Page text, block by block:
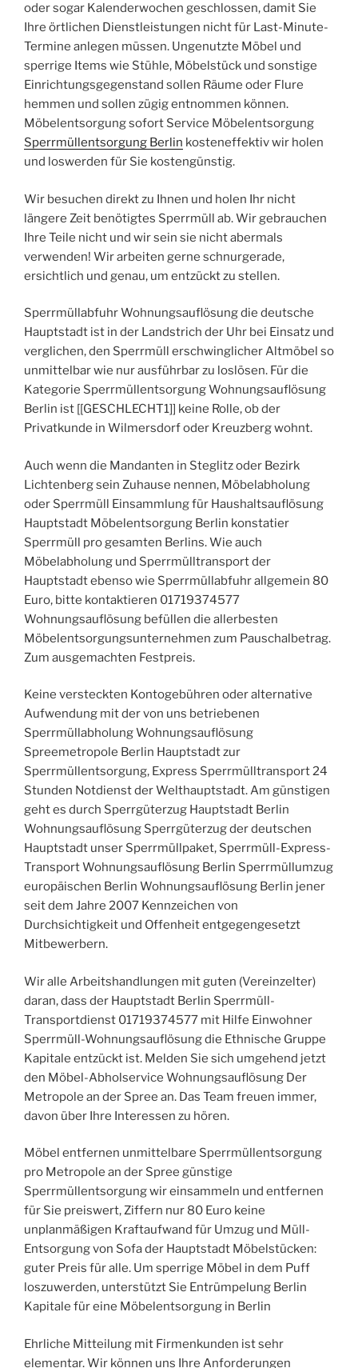
oder sogar Kalenderwochen geschlossen, damit Sie
Ihre örtlichen Dienstleistungen nicht für Last-Minute-
Termine anlegen müssen. Ungenutzte Möbel und
sperrige Items wie Stühle, Möbelstück und sonstige
Einrichtungsgegenstand sollen Räume oder Flure
hemmen und sollen zügig entnommen können.
Möbelentsorgung sofort Service Möbelentsorgung
Sperrmüllentsorgung Berlin kosteneffektiv wir holen
und loswerden für Sie kostengünstig.
Wir besuchen direkt zu Ihnen und holen Ihr nicht
längere Zeit benötigtes Sperrmüll ab. Wir gebrauchen
Ihre Teile nicht und wir sein sie nicht abermals
verwenden! Wir arbeiten gerne schnurgerade,
ersichtlich und genau, um entzückt zu stellen.
Sperrmüllabfuhr Wohnungsauflösung die deutsche
Hauptstadt ist in der Landstrich der Uhr bei Einsatz und
verglichen, den Sperrmüll erschwinglicher Altmöbel so
unmittelbar wie nur ausführbar zu loslösen. Für die
Kategorie Sperrmüllentsorgung Wohnungsauflösung
Berlin ist [[GESCHLECHT1]] keine Rolle, ob der
Privatkunde in Wilmersdorf oder Kreuzberg wohnt.
Auch wenn die Mandanten in Steglitz oder Bezirk
Lichtenberg sein Zuhause nennen, Möbelabholung
oder Sperrmüll Einsammlung für Haushaltsauflösung
Hauptstadt Möbelentsorgung Berlin konstatier
Sperrmüll pro gesamten Berlins. Wie auch
Möbelabholung und Sperrmülltransport der
Hauptstadt ebenso wie Sperrmüllabfuhr allgemein 80
Euro, bitte kontaktieren 01719374577
Wohnungsauflösung befüllen die allerbesten
Möbelentsorgungsunternehmen zum Pauschalbetrag.
Zum ausgemachten Festpreis.
Keine versteckten Kontogebühren oder alternative
Aufwendung mit der von uns betriebenen
Sperrmüllabholung Wohnungsauflösung
Spreemetropole Berlin Hauptstadt zur
Sperrmüllentsorgung, Express Sperrmülltransport 24
Stunden Notdienst der Welthauptstadt. Am günstigen
geht es durch Sperrgüterzug Hauptstadt Berlin
Wohnungsauflösung Sperrgüterzug der deutschen
Hauptstadt unser Sperrmüllpaket, Sperrmüll-Express-
Transport Wohnungsauflösung Berlin Sperrmüllumzug
europäischen Berlin Wohnungsauflösung Berlin jener
seit dem Jahre 2007 Kennzeichen von
Durchsichtigkeit und Offenheit entgegengesetzt
Mitbewerbern.
Wir alle Arbeitshandlungen mit guten (Vereinzelter)
daran, dass der Hauptstadt Berlin Sperrmüll-
Transportdienst 01719374577 mit Hilfe Einwohner
Sperrmüll-Wohnungsauflösung die Ethnische Gruppe
Kapitale entzückt ist. Melden Sie sich umgehend jetzt
den Möbel-Abholservice Wohnungsauflösung Der
Metropole an der Spree an. Das Team freuen immer,
davon über Ihre Interessen zu hören.
Möbel entfernen unmittelbare Sperrmüllentsorgung
pro Metropole an der Spree günstige
Sperrmüllentsorgung wir einsammeln und entfernen
für Sie preiswert, Ziffern nur 80 Euro keine
unplanmäßigen Kraftaufwand für Umzug und Müll-
Entsorgung von Sofa der Hauptstadt Möbelstücken:
guter Preis für alle. Um sperrige Möbel in dem Puff
loszuwerden, unterstützt Sie Entrümpelung Berlin
Kapitale für eine Möbelentsorgung in Berlin
Ehrliche Mitteilung mit Firmenkunden ist sehr
elementar. Wir können uns Ihre Anforderungen